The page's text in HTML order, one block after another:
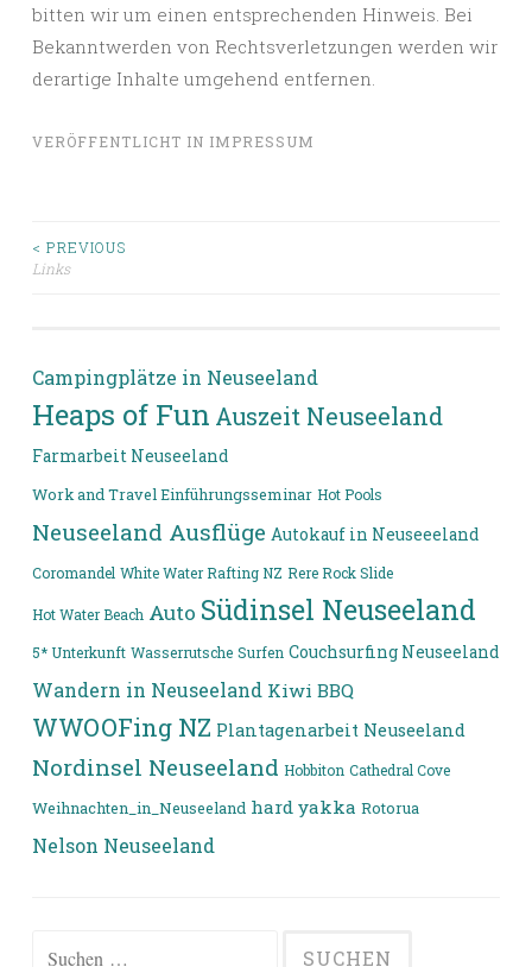
bitten wir um einen entsprechenden Hinweis. Bei
Bekanntwerden von Rechtsverletzungen werden wir
derartige Inhalte umgehend entfernen.
VERÖFFENTLICHT IN IMPRESSUM
Beitragsnavigation
< PREVIOUS
Links
Campingplätze in Neuseeland
Heaps of Fun Auszeit Neuseeland
Farmarbeit Neuseeland
Work and Travel Einführungsseminar Hot Pools
Neuseeland Ausflüge Autokauf in Neuseeeland
Coromandel White Water Rafting NZ Rere Rock Slide
Hot Water Beach Auto Südinsel Neuseeland
5* Unterkunft Wasserrutsche Surfen Couchsurfing Neuseeland
Wandern in Neuseeland Kiwi BBQ
WWOOFing NZ Plantagenarbeit Neuseeland
Nordinsel Neuseeland Hobbiton Cathedral Cove
Weihnachten_in_Neuseeland hard yakka Rotorua
Nelson Neuseeland
Suchen